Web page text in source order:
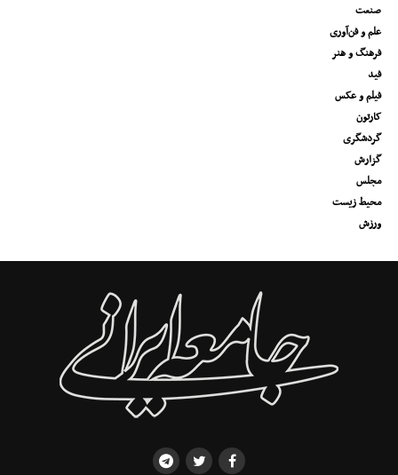
صنعت
علم و فن‌آوری
فرهنگ و هنر
فید
فیلم و عکس
کارتون
گردشگری
گزارش
مجلس
محیط زیست
ورزش